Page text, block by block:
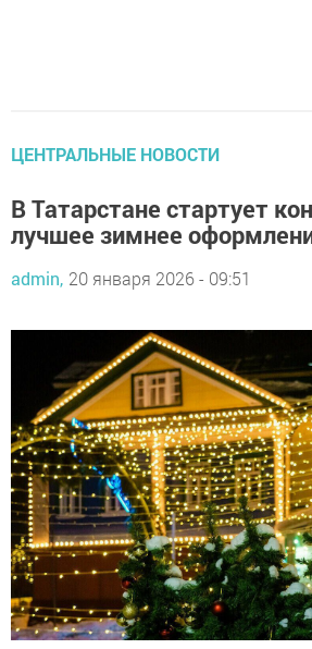
ЦЕНТРАЛЬНЫЕ НОВОСТИ
В Татарстане стартует
лучшее зимнее
admin, 20 января 2026 - 09:51